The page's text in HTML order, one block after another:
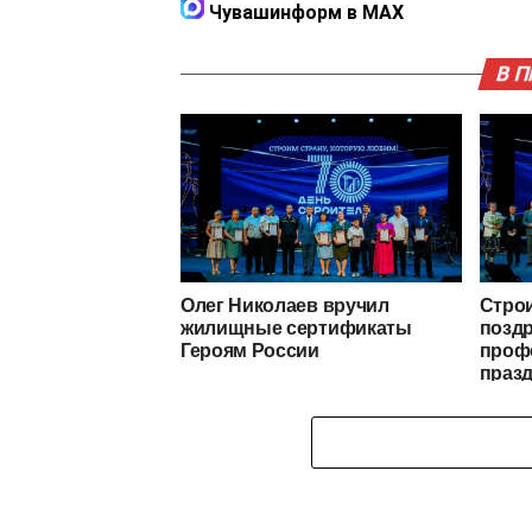
Чувашинформ в MAX
В
Олег Николаев вручил
жилищные сертификаты
Героям России